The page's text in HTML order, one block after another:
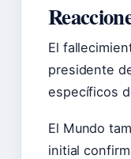
El
presidente
específicos
El Mundo
initial